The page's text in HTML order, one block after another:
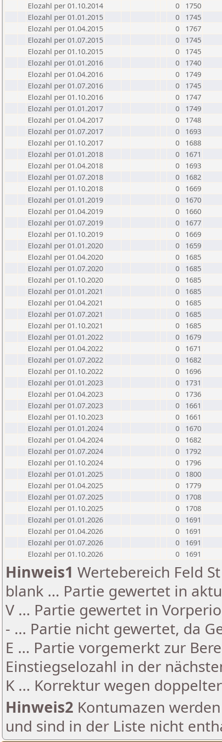
Elozahl per 01.10.2014
0
1750
Elozahl per 01.01.2015
0
1745
Elozahl per 01.04.2015
0
1767
Elozahl per 01.07.2015
0
1745
Elozahl per 01.10.2015
0
1745
Elozahl per 01.01.2016
0
1740
Elozahl per 01.04.2016
0
1749
Elozahl per 01.07.2016
0
1745
Elozahl per 01.10.2016
0
1747
Elozahl per 01.01.2017
0
1749
Elozahl per 01.04.2017
0
1748
Elozahl per 01.07.2017
0
1693
Elozahl per 01.10.2017
0
1688
Elozahl per 01.01.2018
0
1671
Elozahl per 01.04.2018
0
1693
Elozahl per 01.07.2018
0
1682
Elozahl per 01.10.2018
0
1669
Elozahl per 01.01.2019
0
1670
Elozahl per 01.04.2019
0
1660
Elozahl per 01.07.2019
0
1677
Elozahl per 01.10.2019
0
1669
Elozahl per 01.01.2020
0
1659
Elozahl per 01.04.2020
0
1685
Elozahl per 01.07.2020
0
1685
Elozahl per 01.10.2020
0
1685
Elozahl per 01.01.2021
0
1685
Elozahl per 01.04.2021
0
1685
Elozahl per 01.07.2021
0
1685
Elozahl per 01.10.2021
0
1685
Elozahl per 01.01.2022
0
1679
Elozahl per 01.04.2022
0
1671
Elozahl per 01.07.2022
0
1682
Elozahl per 01.10.2022
0
1696
Elozahl per 01.01.2023
0
1731
Elozahl per 01.04.2023
0
1736
Elozahl per 01.07.2023
0
1661
Elozahl per 01.10.2023
0
1661
Elozahl per 01.01.2024
0
1670
Elozahl per 01.04.2024
0
1682
Elozahl per 01.07.2024
0
1792
Elozahl per 01.10.2024
0
1796
Elozahl per 01.01.2025
0
1800
Elozahl per 01.04.2025
0
1779
Elozahl per 01.07.2025
0
1708
Elozahl per 01.10.2025
0
1708
Elozahl per 01.01.2026
0
1691
Elozahl per 01.04.2026
0
1691
Elozahl per 01.07.2026
0
1691
Elozahl per 01.10.2026
0 1691
Hinweis1 Wertebereich Feld
blank ... Partie gewertet in
V ... Partie gewertet in
- ... Partie nicht gewertet, da
E ... Partie vorgemerkt zur
Einstiegselozahl in der
K ... Korrektur wegen
Hinweis2 Kontumazen
und sind in der Liste nicht